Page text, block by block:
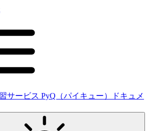
サービス PyQ（パイキュー）ドキュメ